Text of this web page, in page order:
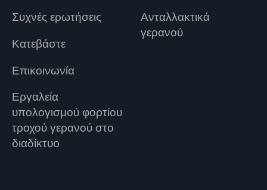
Συχνές ερωτήσεις
Κατεβάστε
Επικοινωνία
Εργαλεία
υπολογισμού φορτίου
τροχού γερανού στο
διαδίκτυο
Ανταλλακτικά
γερανού